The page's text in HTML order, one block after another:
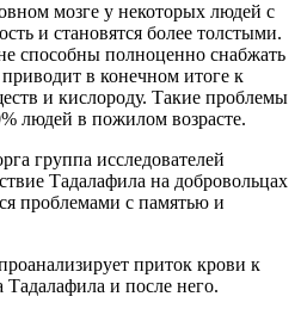
мозге у некоторых людей с
и становятся более толстыми.
способны полноценно снабжать
в конечном итоге к
и кислороду. Такие проблемы
людей в пожилом возрасте.
группа исследователей
Тадалафила на добровольцах
проблемами с памятью и
приток крови к
и после него.